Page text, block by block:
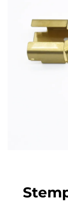
Video
Kontak Ons